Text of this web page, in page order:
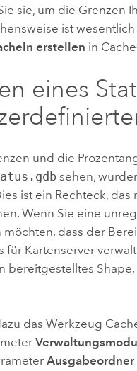
sie, um die Grenzen
ist
erstellen in
eines
und die
sehen,
ist ein Rechteck,
Wenn Sie eine
möchten, dass der
für Kartenserver
bereitgestelltes
das Werkzeug
Ausgabeordner